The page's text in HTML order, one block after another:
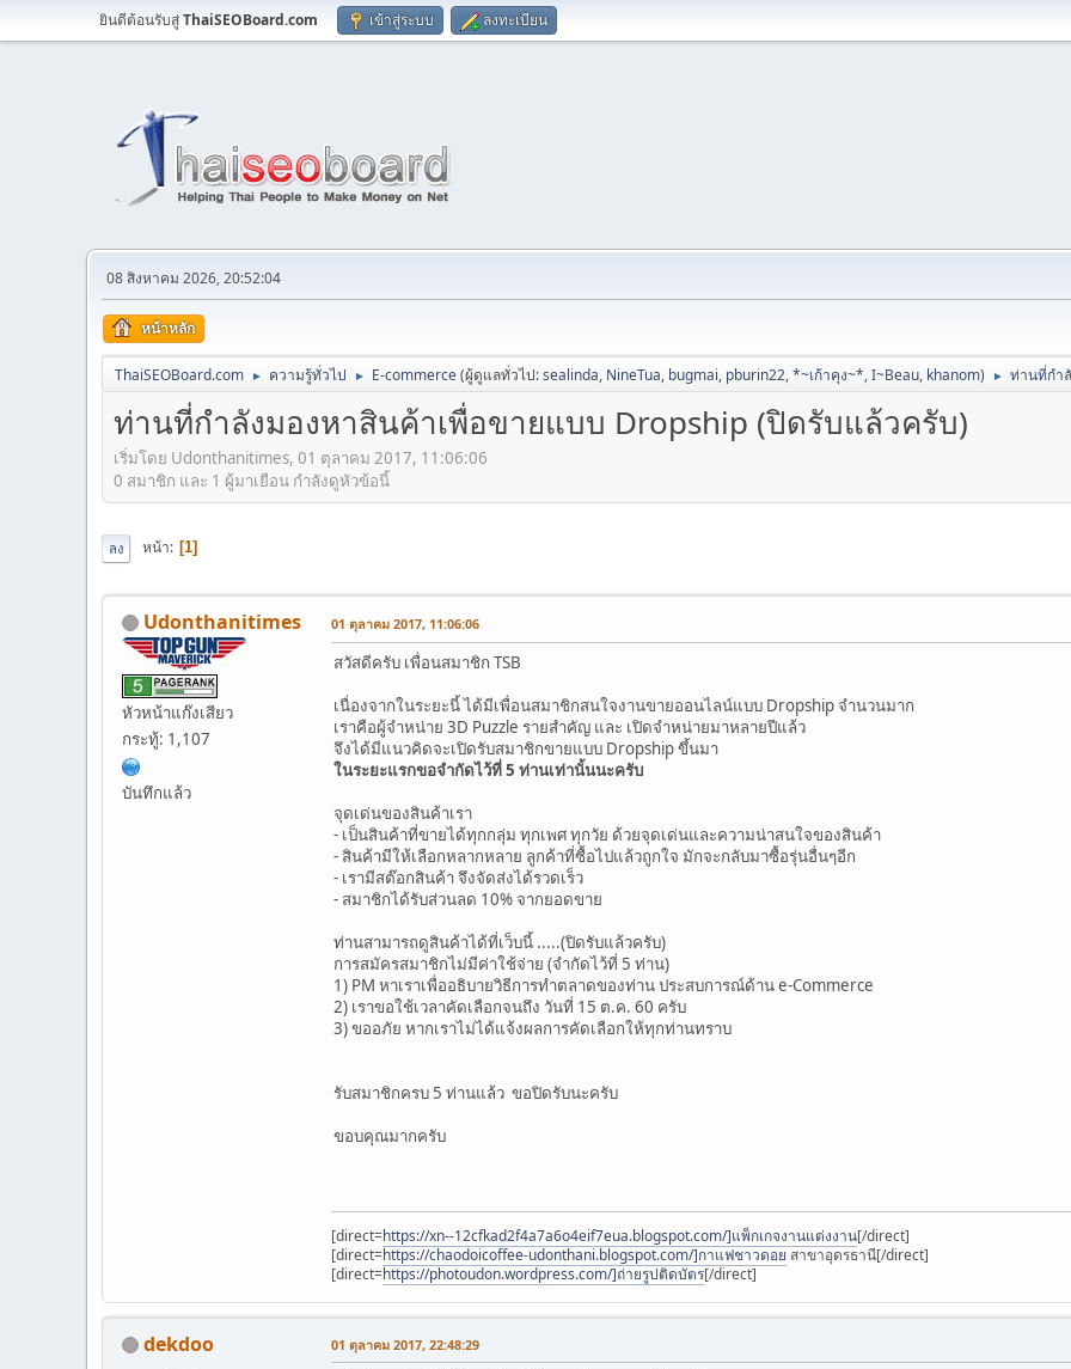
ยินดีต้อนรับสู่ThaiSEOBoard.com เข้าสู่ระบบ ลงทะเบียน
08 สิงหาคม 2026, 20:52:04
หน้าหลัก
ThaiSEOBoard.com ► ความรู้ทั่วไป ► E-commerce(ผู้ดูแลทั่วไป:sealinda, NineTua, bugmai, pburin22,*~เก้าคุง~*,I~Beau, khanom) ► ท่านที่กำ
ท่านที่กำลังมองหาสินค้าเพื่อขายแบบ Dropship (ปิดรับแล้วครับ)
เริ่มโดย Udonthanitimes, 01 ตุลาคม 2017, 11:06:06
0 สมาชิก และ 1 ผู้มาเยือน กำลังดูหัวข้อนี้
ลง หน้า 1
Udonthanitimes
หัวหน้าแก๊งเสียว
กระทู้: 1,107
บันทึกแล้ว
01 ตุลาคม 2017, 11:06:06
สวัสดีครับ เพื่อนสมาชิก TSB
เนื่องจากในระยะนี้ ได้มีเพื่อนสมาชิกสนใจงานขายออนไลน์แบบ Dropship จำนวนมาก
เราคือผู้จำหน่าย 3D Puzzle รายสำคัญ และ เปิดจำหน่ายมาหลายปีแล้ว
จึงได้มีแนวคิดจะเปิดรับสมาชิกขายแบบ Dropship ขึ้นมา
ในระยะแรกขอจำกัดไว้ที่ 5 ท่านเท่านั้นนะครับ
จุดเด่นของสินค้าเรา
- เป็นสินค้าที่ขายได้ทุกกลุ่ม ทุกเพศ ทุกวัย ด้วยจุดเด่นและความน่าสนใจของสินค้า
- สินค้ามีให้เลือกหลากหลาย ลูกค้าที่ซื้อไปแล้วถูกใจ มักจะกลับมาซื้อรุ่นอื่นๆอีก
- เรามีสต๊อกสินค้า จึงจัดส่งได้รวดเร็ว
- สมาชิกได้รับส่วนลด 10% จากยอดขาย
ท่านสามารถดูสินค้าได้ที่เว็บนี้ .....(ปิดรับแล้วครับ)
การสมัครสมาชิกไม่มีค่าใช้จ่าย (จำกัดไว้ที่ 5 ท่าน)
1) PM หาเราเพื่ออธิบายวิธีการทำตลาดของท่าน ประสบการณ์ด้าน e-Commerce
2) เราขอใช้เวลาคัดเลือกจนถึง วันที่ 15 ต.ค. 60 ครับ
3) ขออภัย หากเราไม่ได้แจ้งผลการคัดเลือกให้ทุกท่านทราบ
รับสมาชิกครบ 5 ท่านแล้ว ขอปิดรับนะครับ
ขอบคุณมากครับ
[direct=https://xn--12cfkad2f4a7a6o4eif7eua.blogspot.com/]แพ็กเกจงานแต่งงาน[/direct]
[direct=https://chaodoicoffee-udonthani.blogspot.com/]กาแฟชาวดอย สาขาอุดรธานี[/direct]
[direct=https://photoudon.wordpress.com/]ถ่ายรูปติดบัตร[/direct]
dekdoo 01 ตุลาคม 2017, 22:48:29